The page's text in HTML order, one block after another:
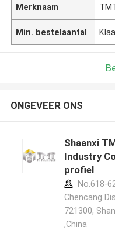
Merknaam
Min. bestelaantal
ONGEVEER ONS
Shaanxi
Industry
profiel
No.618-
Chencang
721300,
,China